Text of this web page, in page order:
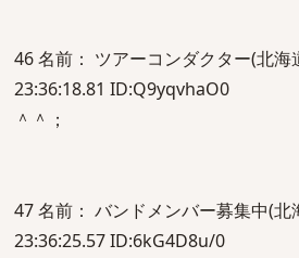
46 名前： ツアーコンダクター(北
23:36:18.81 ID:Q9yqvhaO0
＾＾；
47 名前： バンドメンバー募集中(
23:36:25.57 ID:6kG4D8u/0